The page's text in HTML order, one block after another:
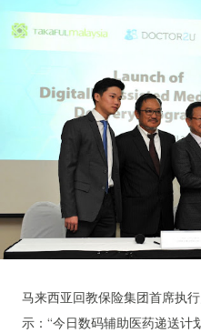
马来西亚回教保险集团首席执
示：“今日数码辅助医药递送计